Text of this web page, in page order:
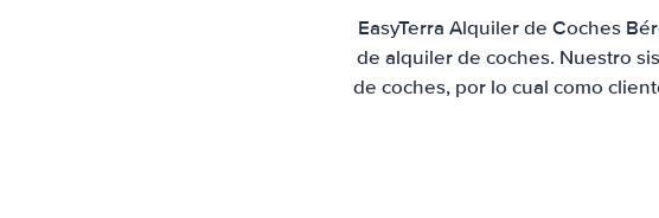
EasyTerra Alquiler de Coches
de alquiler de coches. Nuestro
de coches, por lo cual como